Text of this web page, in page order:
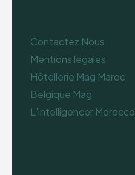
Contactez Nous
Mentions legales
Hôtellerie Mag Maroc
Belgique Mag
L’intelligencer Morocco